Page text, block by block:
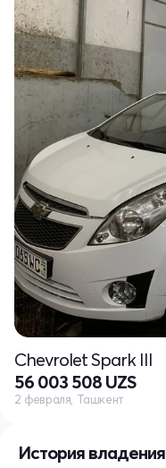
История владения
Chevrolet Spark III
56 003 508 UZS
2 февраля, Ташкент